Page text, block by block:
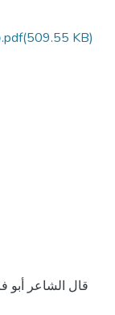
فيصل الحسيني أمير القدس وحادي عروبتها.pdf(509.55 KB)